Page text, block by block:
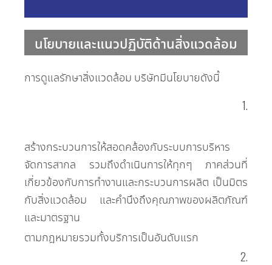
นโยบายและแนวปฏิบัติด้านสิ่งแวดล้อม
การดูแลรักษาสิ่งแวดล้อม บริษัทมีนโยบายดังนี้
1.
สร้างกระบวนการให้สอดคล้องกับระบบการบริหาร
จัดการสากล รวมถึงดำเนินการให้ทุกๆ ภาคส่วนที่
เกี่ยวข้องกับการทำงานและกระบวนการผลิต เป็นมิตร
กับสิ่งแวดล้อม และคำนึงถึงคุณภาพของผลิตภัณฑ์
และมาตรฐาน
ตามกฎหมายรวมทั้งบริการเป็นอันดับแรก
2.